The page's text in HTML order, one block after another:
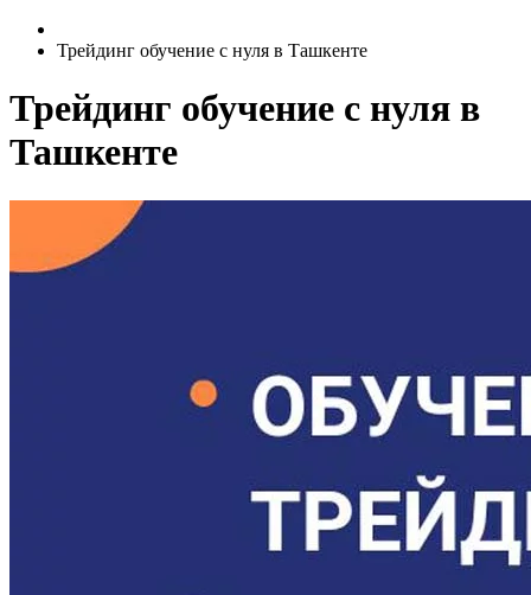
Трейдинг обучение с нуля в Ташкенте
Трейдинг обучение с нуля в
Ташкенте